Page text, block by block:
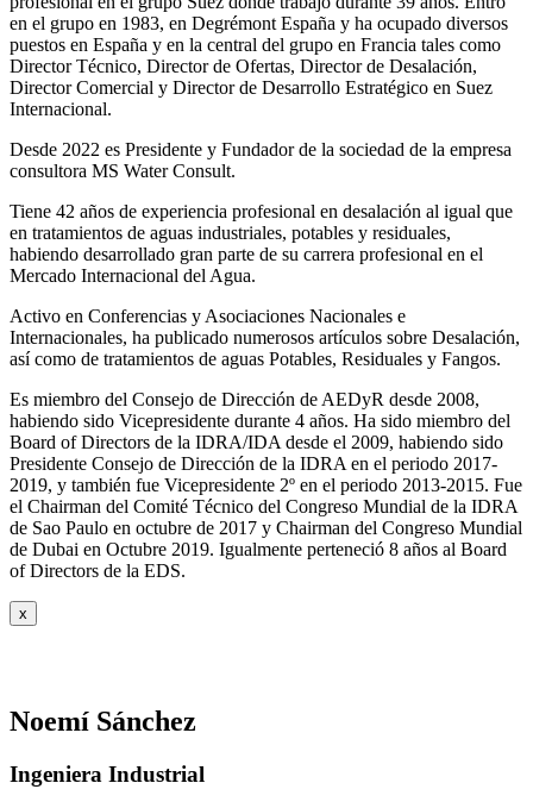
en el grupo en 1983, en Degrémont España y ha ocupado diversos
puestos en España y en la central del grupo en Francia tales como
Director Técnico, Director de Ofertas, Director de Desalación,
Director Comercial y Director de Desarrollo Estratégico en Suez
Internacional.
Desde 2022 es Presidente y Fundador de la sociedad de la empresa
consultora MS Water Consult.
Tiene 42 años de experiencia profesional en desalación al igual que
en tratamientos de aguas industriales, potables y residuales,
habiendo desarrollado gran parte de su carrera profesional en el
Mercado Internacional del Agua.
Activo en Conferencias y Asociaciones Nacionales e
Internacionales, ha publicado numerosos artículos sobre Desalación,
así como de tratamientos de aguas Potables, Residuales y Fangos.
Es miembro del Consejo de Dirección de AEDyR desde 2008,
habiendo sido Vicepresidente durante 4 años. Ha sido miembro del
Board of Directors de la IDRA/IDA desde el 2009, habiendo sido
Presidente Consejo de Dirección de la IDRA en el periodo 2017-
2019, y también fue Vicepresidente 2º en el periodo 2013-2015. Fue
el Chairman del Comité Técnico del Congreso Mundial de la IDRA
de Sao Paulo en octubre de 2017 y Chairman del Congreso Mundial
de Dubai en Octubre 2019. Igualmente perteneció 8 años al Board
of Directors de la EDS.
x
Noemí Sánchez
Ingeniera Industrial